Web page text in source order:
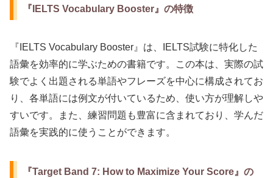
『IELTS Vocabulary Booster』の特徴
『IELTS Vocabulary Booster』は、IELTS試験に特化した
語彙を効率的に学ぶための書籍です。この本は、実際の試
験でよく出題される単語やフレーズを中心に構成されてお
り、各単語には例文が付いているため、使い方が理解しや
すいです。また、練習問題も豊富に含まれており、学んだ
語彙を実践的に使うことができます。
『Target Band 7: How to Maximize Your Score』の